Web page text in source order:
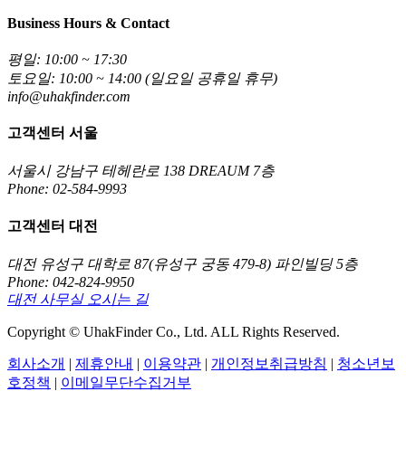
Business Hours & Contact
평일: 10:00 ~ 17:30
토요일: 10:00 ~ 14:00 (일요일 공휴일 휴무)
info@uhakfinder.com
고객센터 서울
서울시 강남구 테헤란로 138 DREAUM 7층
Phone: 02-584-9993
고객센터 대전
대전 유성구 대학로 87(유성구 궁동 479-8) 파인빌딩 5층
Phone: 042-824-9950
대전 사무실 오시는 길
Copyright © UhakFinder Co., Ltd. ALL Rights Reserved.
회사소개 | 제휴안내 | 이용약관 | 개인정보취급방침 | 청소년보
호정책 | 이메일무단수집거부